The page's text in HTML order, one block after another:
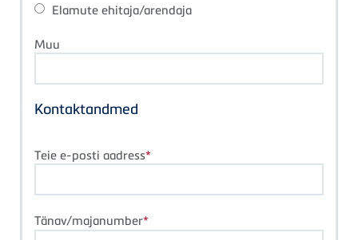
Elamute ehitaja/arendaja
Muu
Kontaktandmed
Teie e-posti aadress
Tänav/majanumber